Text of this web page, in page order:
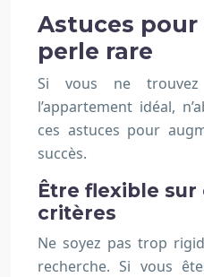
Astuces
perle rare
Si vous ne trouvez
l’appartement idéal,
ces astuces pour
succès.
Être flexible sur
critères
Ne soyez pas trop
recherche. Si vous